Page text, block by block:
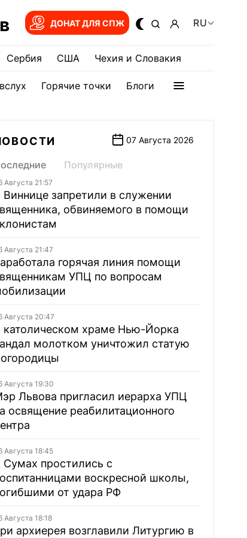
ДОНАТ ДЛЯ СПЖ RU
Сербия США Чехия и Словакия
Горячие точки Блоги
07 Августа 2026
Популярные
Августа 21:57
Виннице запретили в служении
обвиняемого в помощи
Августа 21:47
горячая линия помощи
УПЦ по вопросам
Августа 20:47
католическом храме Нью-Йорка
молотком уничтожил статую
Августа 19:30
Львова пригласил иерарха УПЦ
освящение реабилитационного
Августа 18:45
Сумах простились с
воскресной школы,
от удара РФ
Августа 18:18
архиерея возглавили Литургию в